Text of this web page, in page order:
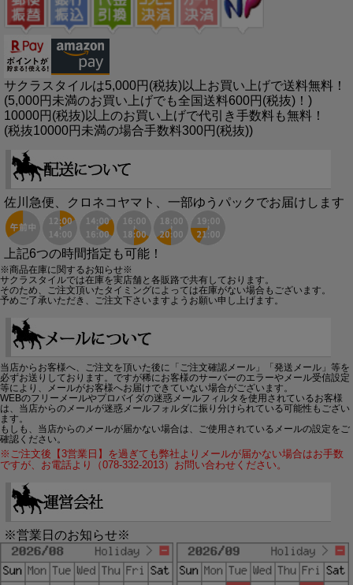
サクラスタイルは5,000円(税抜)以上お買い上げで送料無料！
(5,000円未満のお買い上げでも全国送料600円(税抜)！)
10000円(税抜)以上のお買い上げで代引き手数料も無料！
(税抜10000円未満の場合手数料300円(税抜))
佐川急便、クロネコヤマト、一部ゆうパックでお届けします
上記6つの時間指定も可能！
※商品在庫に関するお知らせ※
サクラスタイルでは在庫を実店舗と各販路で共有しております。
そのため、ご注文頂いたタイミングによっては在庫がない場合もございます。
予めご了承いただき、ご注文下さいますようお願い申し上げます。
当店からお客様へ、ご注文を頂いた後に「ご注文確認メール」「発送メール」等を
必ずお送りしております。ですが稀にお客様のサーバーのエラーやメール受信設定
等により、メールがお客様へお届けできていない場合がございます。
WEBのフリーメールやプロバイダの迷惑メールフィルタを使用されているお客様
は、当店からのメールが迷惑メールフォルダに振り分けられている可能性もござい
ます。
もしも、当店からのメールが届かない場合は、ご使用されているメールの設定をご
確認ください。
※ご注文後【3営業日】を過ぎても弊社よりメールが届かない場合はお手数
ですが、お電話より（078-332-2013）お問い合わせください。
※営業日のお知らせ※